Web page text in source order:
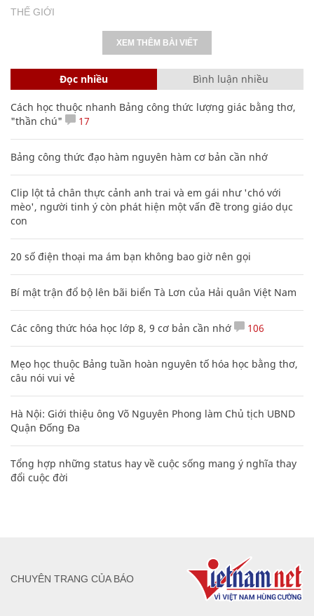
THẾ GIỚI
XEM THÊM BÀI VIẾT
Đọc nhiều Bình luận nhiều
Cách học thuộc nhanh Bảng công thức lượng giác bằng thơ,
"thần chú"
17
Bảng công thức đạo hàm nguyên hàm cơ bản cần nhớ
Clip lột tả chân thực cảnh anh trai và em gái như 'chó với
mèo', người tinh ý còn phát hiện một vấn đề trong giáo dục
con
20 số điện thoại ma ám bạn không bao giờ nên gọi
Bí mật trận đổ bộ lên bãi biển Tà Lơn của Hải quân Việt Nam
Các công thức hóa học lớp 8, 9 cơ bản cần nhớ 106
Mẹo học thuộc Bảng tuần hoàn nguyên tố hóa học bằng thơ,
câu nói vui vẻ
Hà Nội: Giới thiệu ông Võ Nguyên Phong làm Chủ tịch UBND
Quận Đống Đa
Tổng hợp những status hay về cuộc sống mang ý nghĩa thay
đổi cuộc đời
CHUYÊN TRANG CỦA BÁO